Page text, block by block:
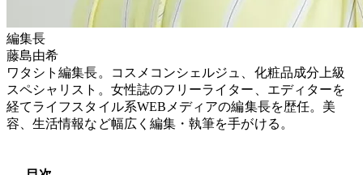
編集長
藤島由希
ワタシト編集長。コスメコンシェルジュ、化粧品成分上級
スペシャリスト。女性誌のフリーライター、エディターを
経てライフスタイル系WEBメディアの編集長を歴任。美
容、生活情報など幅広く編集・執筆を手がける。